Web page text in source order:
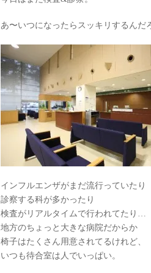
あ〜いつになったらスッキリするんだ
インフルエンザがまだ流行っていたり
診察する科が多かったり
検査がリアルタイムで行われてたり…
地方のちょっと大きな病院だからか
椅子はたくさん用意されてるけれど、
いつも待合室は人でいっぱい。